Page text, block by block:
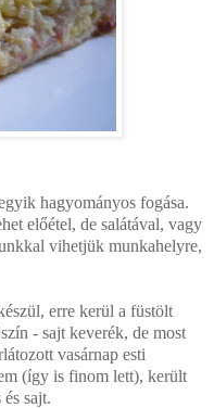
hagyományos fogása.
előétel, de salátával, vagy
vihetjük munkahelyre,
erre kerül a füstölt
- sajt keverék, de most
vasárnap esti
(így is finom lett), került
sajt.